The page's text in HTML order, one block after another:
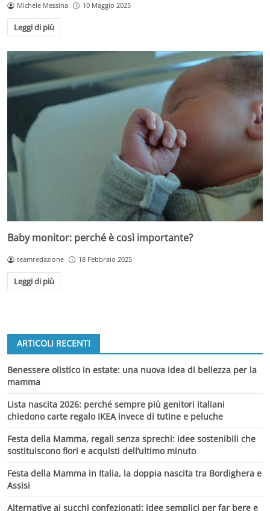
Michele Messina 10 Maggio 2025
Leggi di più
Baby monitor: perché è così importante?
teamredazione 18 Febbraio 2025
Leggi di più
ARTICOLI RECENTI
Benessere olistico in estate: una nuova idea di bellezza per la
mamma
Lista nascita 2026: perché sempre più genitori italiani
chiedono carte regalo IKEA invece di tutine e peluche
Festa della Mamma, regali senza sprechi: idee sostenibili che
sostituiscono fiori e acquisti dell’ultimo minuto
Festa della Mamma in Italia, la doppia nascita tra Bordighera e
Assisi
Alternative ai succhi confezionati: idee semplici per far bere e